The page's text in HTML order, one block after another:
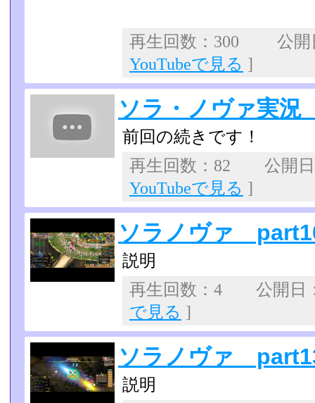
再生回数：300 公
YouTubeで見る ]
ソラ・ノヴァ実
前回の続きです！
再生回数：82 公開
YouTubeで見る ]
ソラノヴァ
説明
再生回数：4 公開
で見る ]
ソラノヴァ
説明